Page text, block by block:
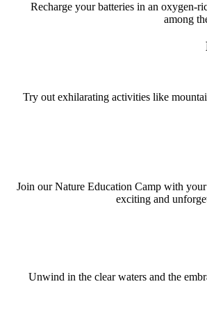
Recharge your batteries in an oxygen-
among
Try out exhilarating activities like
Join our Nature Education Camp with
exciting and
Unwind in the clear waters and the